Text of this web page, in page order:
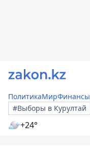
ПолитикаМирФинансы
#Выборы в Курултай
+24°